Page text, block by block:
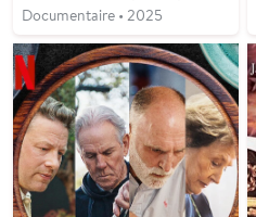
Documentaire • 2025